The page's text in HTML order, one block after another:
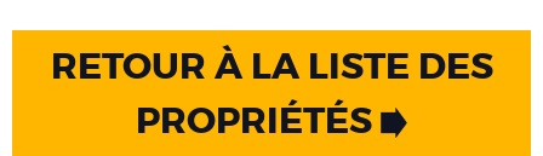
RETOUR À LA LISTE DES
PROPRIÉTÉS